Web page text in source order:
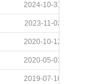
2024-10-31
2023-11-02
2020-10-12
2020-05-03
2019-07-10